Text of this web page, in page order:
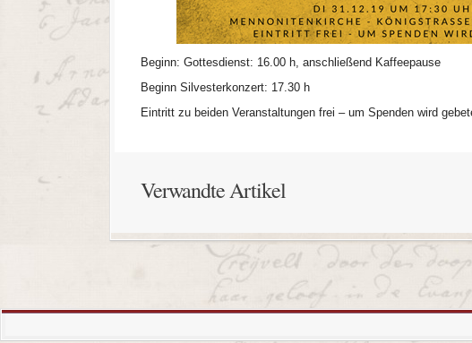
Beginn: Gottesdienst: 16.00 h, anschließend Kaffeepause
Beginn Silvesterkonzert: 17.30 h
Eintritt zu beiden Veranstaltungen frei – um Spenden wird
Verwandte Artikel